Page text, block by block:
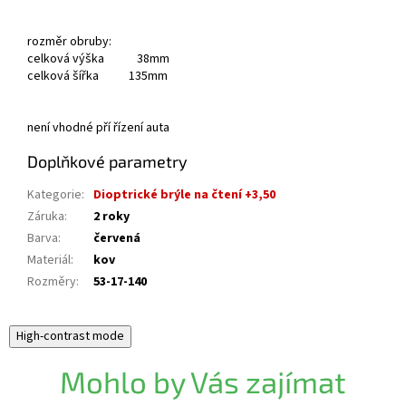
rozměr obruby:
celková výška 38mm
celková šířka 135mm
není vhodné pří řízení auta
Doplňkové parametry
Kategorie: Dioptrické brýle na čtení +3,50
Záruka:
2 roky
Barva:
červená
Materiál:
kov
Rozměry: 53-17-140
High-contrast mode
Mohlo by Vás zajímat